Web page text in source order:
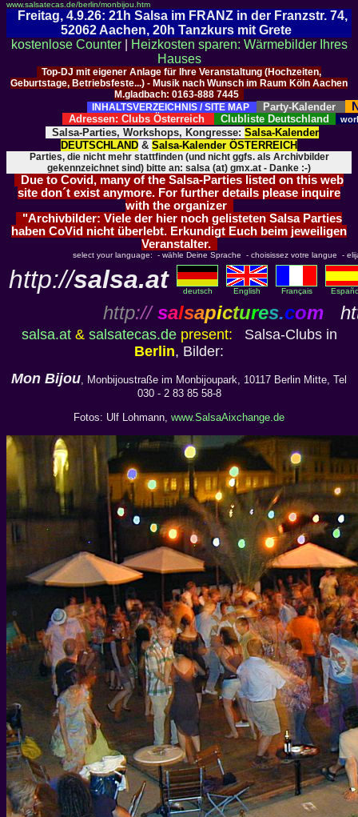
www.salsatecas.de/berlin/monbijou.htm
Freitag, 4.9.26: 21h Salsa im FRANZ in der Franzstr. 74,
52062 Aachen, 20h Tanzkurs mit Grete
kostenlose Counter|
Heizkosten sparen: Wärmebilder Ihres
Hauses
Top-DJ mit eigener Anlage für Ihre Veranstaltung (Hochzeiten,
Geburtstage, Betriebsfeste...) - Musik nach Wunsch im Raum Köln Aachen
M.gladbach: 0163-888 7445
INHALTSVERZEICHNIS / SITE MAP
Party-Kalender
Adressen: Clubs Österreich Clubliste Deutschland
Salsa-Parties, Workshops, Kongresse: Salsa-Kalender
DEUTSCHLAND & Salsa-Kalender ÖSTERREICH
Parties, die nicht mehr stattfinden (und nicht ggfs. als Archivbilder
gekennzeichnet sind) bitte an: salsa (at) gmx.at - Danke :-)
Due to Covid, many of the Salsa-Parties listed on this web
site don´t exist anymore. For further details please inquire
with the organizer
"Archivbilder: Viele der hier noch gelisteten Salsa Parties
haben CoVid nicht überlebt. Erkundigt Euch beim jeweiligen
Veranstalter.
select your language: - wähle Deine Sprache - choisissez votre langue -
http://salsa.at deutsch English Français
http:// salsapictures.com
salsa.at& salsatecas.depresent: Salsa-Clubs in
Berlin, Bilder:
Mon Bijou, Monbijoustraße im Monbijoupark, 10117 Berlin Mitte, Tel
030 - 2 83 85 58-8
Fotos: Ulf Lohmann, www.SalsaAixchange.de